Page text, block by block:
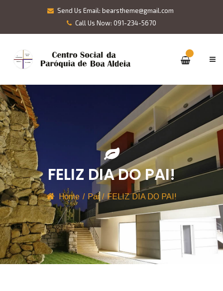
Send Us Email: bearstheme@gmail.com
Call Us Now: 091-234-5670
FELIZ DIA DO PAI!
Home / Pai / FELIZ DIA DO PAI!